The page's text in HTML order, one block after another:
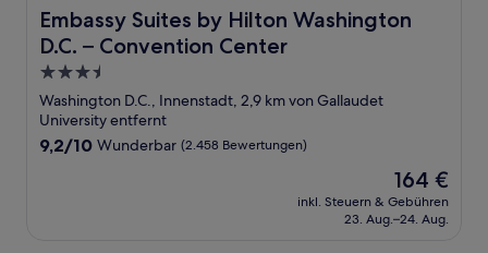
Embassy Suites by Hilton Washington
D.C. – Convention Center
Embassy Suites by Hilton Washington D.C. – Convention
3.5-
Sterne-
Unterkunft
Washington D.C., Innenstadt, 2,9 km von Gallaudet
University entfernt
9.2
9,2/10 Wunderbar (2.458 Bewertungen)
Der
Preis
beträgt
164 €
inkl. Steuern & Gebühren
23. Aug.–24. Aug.